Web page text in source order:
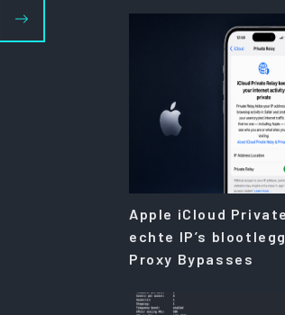
Apple iCloud
echte IP’s
Proxy Bypasses